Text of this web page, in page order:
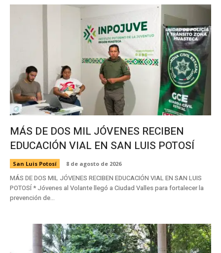
MÁS DE DOS MIL JÓVENES RECIBEN
EDUCACIÓN VIAL EN SAN LUIS POTOSÍ
San Luis Potosí 8 de agosto de 2026
MÁS DE DOS MIL JÓVENES RECIBEN EDUCACIÓN VIAL EN SAN LUIS
POTOSÍ * Jóvenes al Volante llegó a Ciudad Valles para fortalecer la
prevención de...